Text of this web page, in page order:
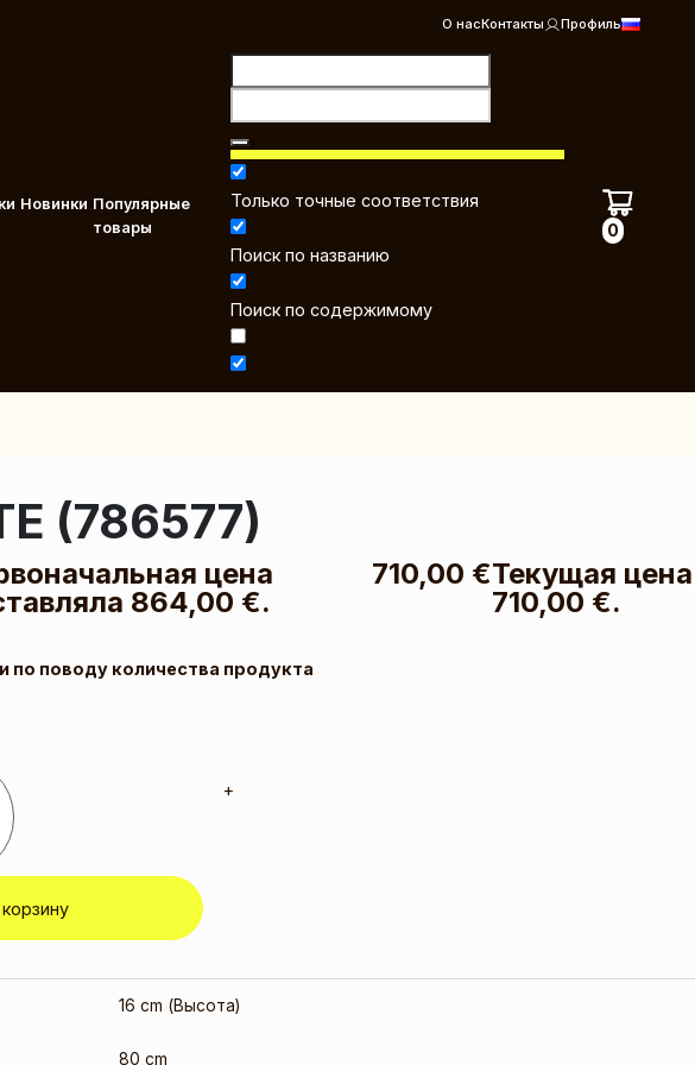
О насКонтакты Профиль
Новинки Популярные
товары
Только точные соответствия
Поиск по названию
Поиск по содержимому
0
(786577)
цена
864,00 €.
710,00 €Текущая
710,00 €.
по поводу количества продукта
+
16 cm (Высота)
80 cm